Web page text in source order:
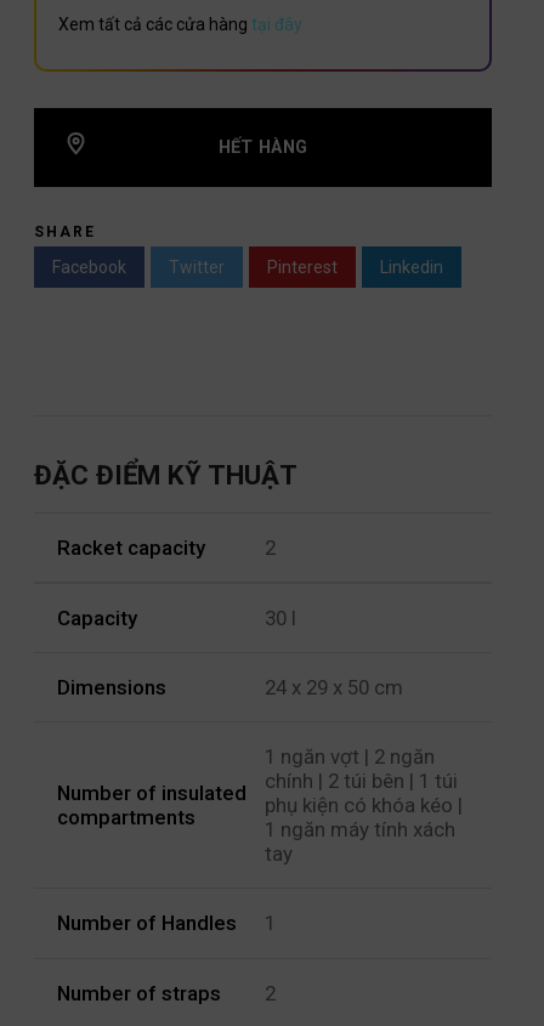
Xem tất cả các cửa hàng tại đây
HẾT HÀNG
SHARE
Facebook Twitter Pinterest Linkedin
ĐẶC ĐIỂM KỸ THUẬT
Racket capacity 2
Capacity 30 l
Dimensions 24 x 29 x 50 cm
Number of insulated
compartments
1 ngăn vợt | 2 ngăn
chính | 2 túi bên | 1 túi
phụ kiện có khóa kéo |
1 ngăn máy tính xách
tay
Number of Handles 1
Number of straps 2